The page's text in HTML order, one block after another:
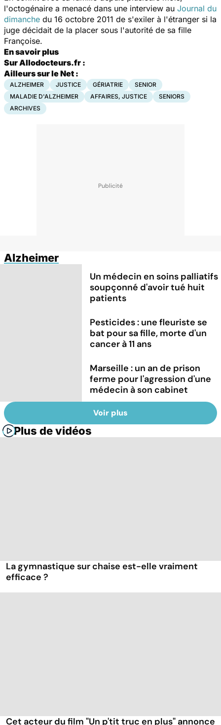
l'octogénaire a menacé dans une interview au Journal du
dimanche du 16 octobre 2011 de s'exiler à l'étranger si la
juge décidait de la placer sous l'autorité de sa fille
Françoise.
En savoir plus
Sur Allodocteurs.fr :
Ailleurs sur le Net :
ALZHEIMER JUSTICE GÉRIATRIE
SENIOR
MALADIE D'ALZHEIMER
AFFAIRES, JUSTICE
SENIORS
ARCHIVES
Alzheimer
Un médecin en soins palliatifs
soupçonné d'avoir tué huit
patients
Pesticides : une fleuriste se
bat pour sa fille, morte d'un
cancer à 11 ans
Marseille : un an de prison
ferme pour l'agression d'une
médecin à son cabinet
Voir plus
Plus de vidéos
La gymnastique sur chaise est-elle vraiment
efficace ?
Cet acteur du film "Un p'tit truc en plus" annonce